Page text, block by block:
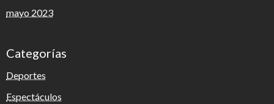
mayo 2023
Categorías
Deportes
Espectáculos